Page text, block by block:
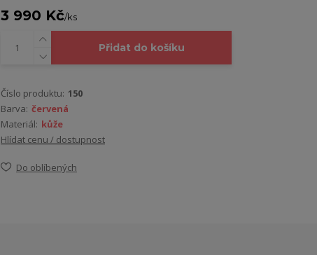
3 990 Kč/ks
Přidat do košíku
Číslo produktu: 150
Barva: červená
Materiál: kůže
Hlídat cenu / dostupnost
Do oblíbených